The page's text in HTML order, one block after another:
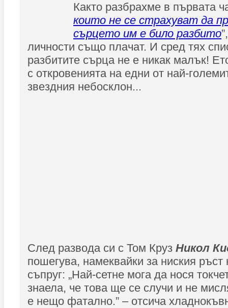
Както разбрахме в първата
които не се страхуват да
сърцето им е било разбито
личности също плачат. И сред тях
разбитите сърца не е никак малък!
с откровенията на едни от най-
звездния небосклон...
След развода си с Том Круз Никол
пошегува, намеквайки за ниския
съпруг: „Най-сетне мога да нося
знаела, че това ще се случи и не
е нещо фатално.” – отсича